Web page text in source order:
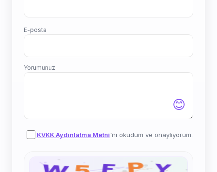
E-posta
Yorumunuz
😊
KVKK Aydınlatma Metni'ni okudum ve onaylıyorum.